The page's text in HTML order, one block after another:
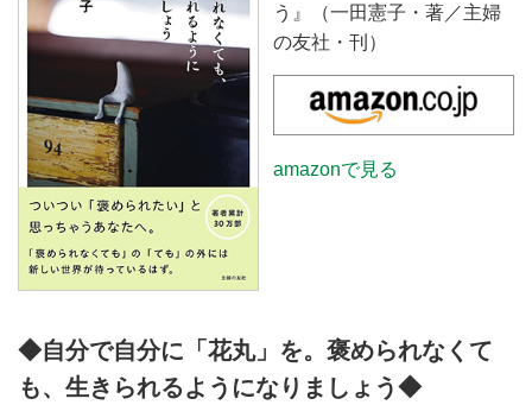
う』（一田憲子・著／主婦
の友社・刊）
amazonで見る
◆自分で自分に「花丸」を。褒められなくて
も、生きられるようになりましょう◆